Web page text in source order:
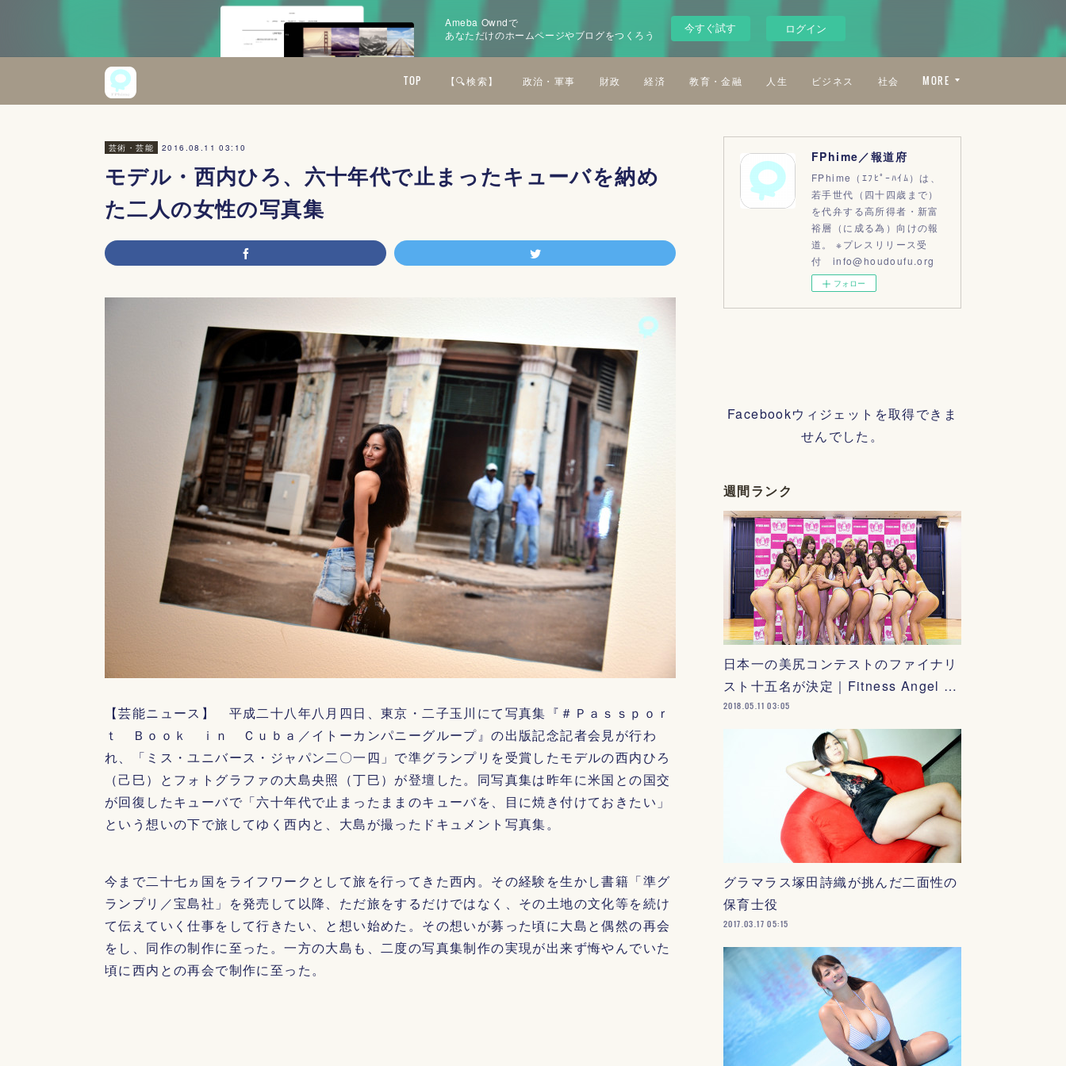
Ameba Owndで
あなただけのホームページやブログをつくろう
今すぐ試す ログイン
TOP 【🔍検索】 政治・軍事 財政 経済 教育・金融 人生 ビジネス 社会 MORE
芸術・芸能 2016.08.11 03:10
モデル・西内ひろ、六十年代で止まったキューバを納め
た二人の女性の写真集
【芸能ニュース】 平成二十八年八月四日、東京・二子玉川にて写真集『＃Ｐａｓｓｐｏｒ
ｔ Ｂｏｏｋ ｉｎ Ｃｕｂａ／イトーカンパニーグループ』の出版記念記者会見が行わ
れ、「ミス・ユニバース・ジャパン二〇一四」で準グランプリを受賞したモデルの西内ひろ
（己巳）とフォトグラファの大島央照（丁巳）が登壇した。同写真集は昨年に米国との国交
が回復したキューバで「六十年代で止まったままのキューバを、目に焼き付けておきたい」
という想いの下で旅してゆく西内と、大島が撮ったドキュメント写真集。
今まで二十七ヵ国をライフワークとして旅を行ってきた西内。その経験を生かし書籍「準グ
ランプリ／宝島社」を発売して以降、ただ旅をするだけではなく、その土地の文化等を続け
て伝えていく仕事をして行きたい、と想い始めた。その想いが募った頃に大島と偶然の再会
をし、同作の制作に至った。一方の大島も、二度の写真集制作の実現が出来ず悔やんでいた
頃に西内との再会で制作に至った。
FPhime／報道府
FPhime（ｴﾌﾋﾟｰﾊｲﾑ）は、
若手世代（四十四歳まで）
を代弁する高所得者・新富
裕層（に成る為）向けの報
道。 ※プレスリリース受
付 info@houdoufu.org
フォロー
Facebookウィジェットを取得できま
せんでした。
週間ランク
日本一の美尻コンテストのファイナリ
スト十五名が決定｜Fitness Angel …
2018.05.11 03:05
グラマラス塚田詩織が挑んだ二面性の
保育士役
2017.03.17 05:15